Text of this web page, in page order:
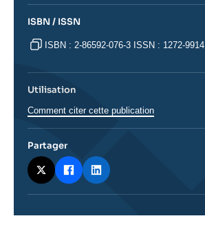
ISBN / ISSN
ISBN : 2-86592-076-3 ISSN : 1272-9914
Utilisation
Comment citer cette publication
Partager